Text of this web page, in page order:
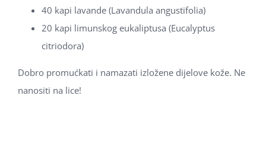
40 kapi lavande (Lavandula angustifolia)
20 kapi limunskog eukaliptusa (Eucalyptus
citriodora)
Dobro promućkati i namazati izložene dijelove kože. Ne
nanositi na lice!